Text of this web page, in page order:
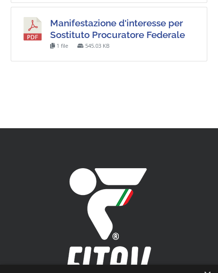
Manifestazione d'interesse per
Sostituto Procuratore Federale
1 file 545.03 KB